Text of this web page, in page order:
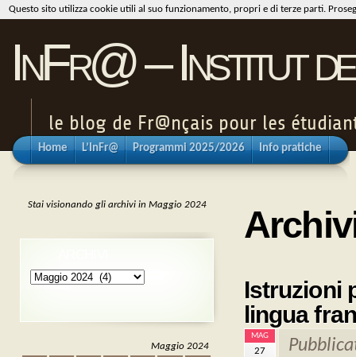
InFr@ – Institut
le blog de Fr@nçais pour les
Home L’InFr@ Programmi 2025/2026 Info pratiche
Istruzioni
lingua
MAG
27
Stai visionando gli archivi in Maggio 2024
Archivi
Maggio 2024
Questo sito utilizza cookie utili al suo funzionamento, propri e di terze parti.